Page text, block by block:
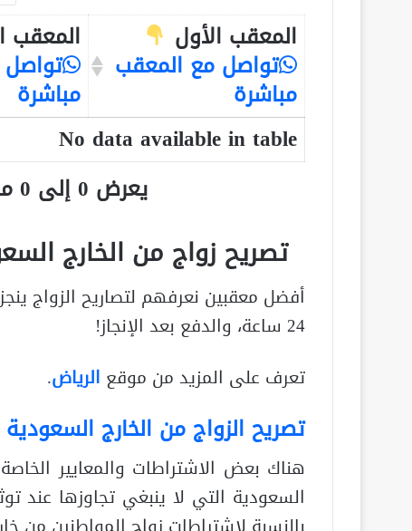
المعقب الأول
تواصل مع المعقب
مباشرة
المعقب
مباشرة
No data available in table
يعرض 0 إلى 0 من أصل 0 سجلّ
تصريح زواج من الخارج
أفضل معقبين نعرفهم لتصاريح الزواج
24 ساعة، والدفع بعد الإنجاز!
تعرف على المزيد من موقع الرياض.
تصريح الزواج من الخارج السعودية
هناك بعض الاشتراطات والمعايير
السعودية التي لا ينبغي تجاوزها عند